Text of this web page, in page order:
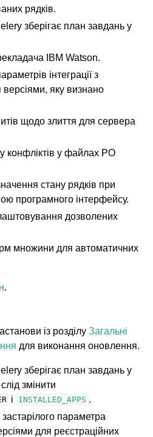
рядків.
зберігає план завдань у
IBM Watson.
інтеграції з
яку визнано
щодо злиття для сервера
конфліктів у файлах PO
стану рядків при
програмного інтерфейсу.
дозволених
множини для автоматичних
.
із розділу Загальні
для виконання оновлення.
зберігає план завдань у
змінити
і INSTALLED_APPS .
параметра
для реєстраційних